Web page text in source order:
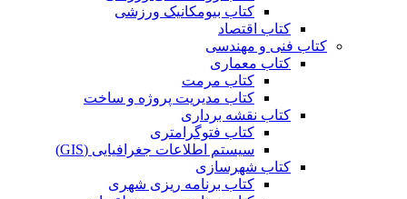
کتاب بیومکانیک ورزشی
کتاب اقتصاد
کتاب فنی و مهندسی
کتاب معماری
کتاب مرمت
کتاب مدیریت پروژه و ساخت
کتاب نقشه برداری
کتاب فتوگرامتری
سیستم اطلاعات جغرافیایی (GIS)
کتاب شهرسازی
کتاب برنامه ریزی شهری